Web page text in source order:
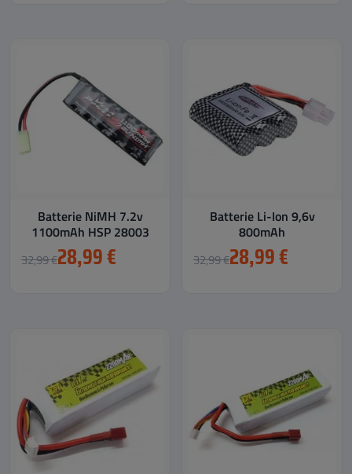
Batterie NiMH 7.2v
1100mAh HSP 28003
32,99 €28,99 €
Batterie Li-Ion 9,6v
800mAh
32,99 €28,99 €